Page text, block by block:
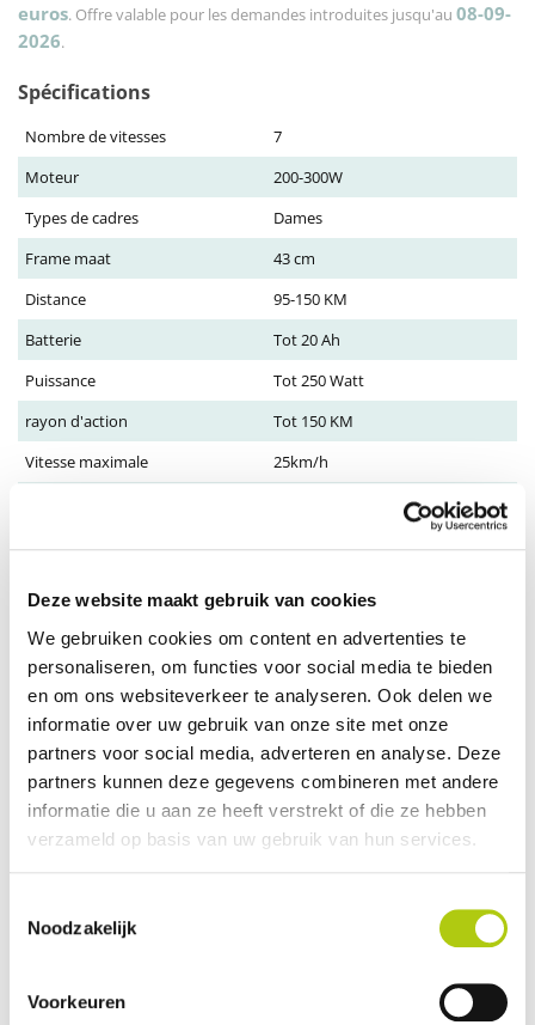
Deze website maakt gebruik van cookies
We gebruiken cookies om content en advertenties te
personaliseren, om functies voor social media te bieden
en om ons websiteverkeer te analyseren. Ook delen we
informatie over uw gebruik van onze site met onze
partners voor social media, adverteren en analyse. Deze
partners kunnen deze gegevens combineren met andere
informatie die u aan ze heeft verstrekt of die ze hebben
verzameld op basis van uw gebruik van hun services.
Noodzakelijk
Voorkeuren
euros. Offre valable pour les demandes introduites jusqu'au 08-09-
2026.
Spécifications
Nombre de vitesses
7
Moteur
200-300W
Types de cadres
Dames
Frame maat
43 cm
Distance
95-150 KM
Batterie
Tot 20 Ah
Puissance
Tot 250 Watt
rayon d'action
Tot 150 KM
Vitesse maximale
25km/h
Montrer plus
Description
Engwe L20
Autonomie jusqu'à 120 km
Cadre bas
Panier arrière inclus
Panier avant inclus
tout-terrain pratique
conçu avec un cadre en
et unefacilité